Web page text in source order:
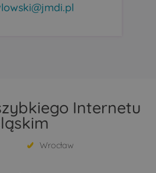
Internetu
Wrocław